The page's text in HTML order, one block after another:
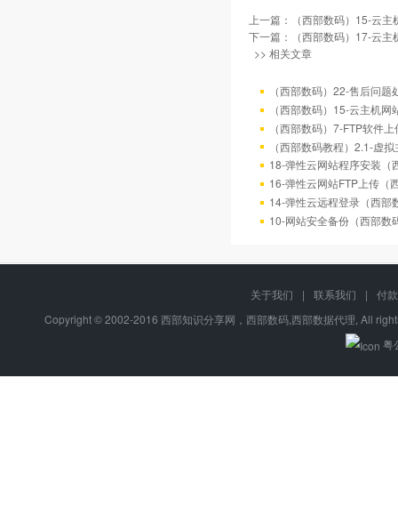
上一篇：
（西部数码）15-云
下一篇：
（西部数码）17-云
>> 相关文章
（西部数码）22-售后问题
（西部数码）15-云主机网
（西部数码）7-FTP软件
（西部数码教程）2.1-虚
18-弹性云网站程序安装（
16-弹性云网站FTP上传（
14-弹性云远程登录（西部
10-网站安全备份（西部数
关于我们 | 联系我们 |
付
Copyright © 2002-2016 西部知识分享网，西部数码,西部数据代理, All
粤